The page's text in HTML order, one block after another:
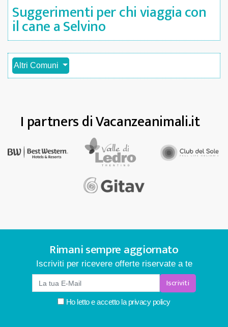
Suggerimenti per chi viaggia con
il cane a Selvino
Altri Comuni
I partners di Vacanzeanimali.it
Rimani sempre aggiornato
Iscriviti per ricevere offerte riservate a te
Iscriviti
Ho letto e accetto laprivacy policy